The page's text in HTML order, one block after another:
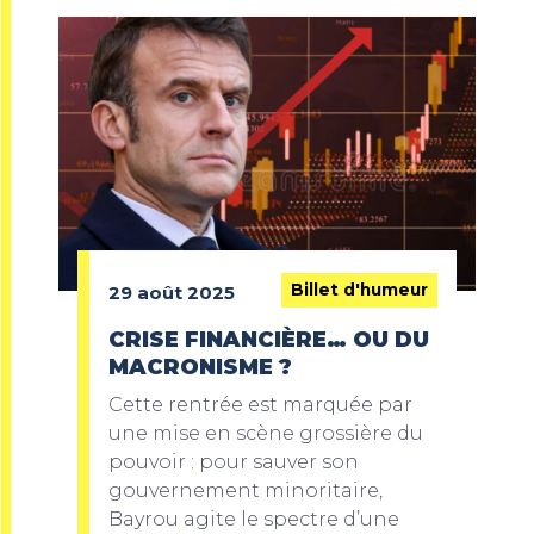
29 août 2025 Billet d'humeur
CRISE FINANCIÈRE… OU DU
MACRONISME ?
Cette rentrée est marquée par
une mise en scène grossière du
pouvoir : pour sauver son
gouvernement minoritaire,
Bayrou agite le spectre d’une